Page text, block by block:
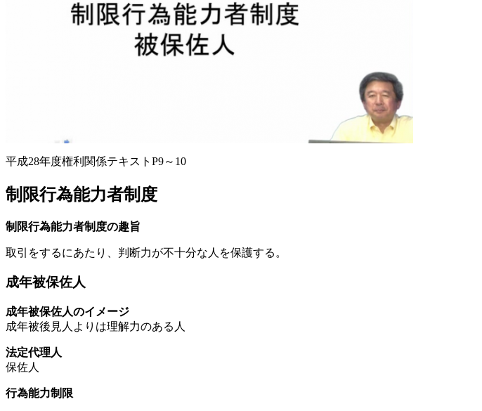
平成28年度権利関係テキストP9～10
制限行為能力者制度
制限行為能力者制度の趣旨
取引をするにあたり、判断力が不十分な人を保護する。
成年被保佐人
成年被保佐人のイメージ
成年被後見人よりは理解力のある人
法定代理人
保佐人
行為能力制限